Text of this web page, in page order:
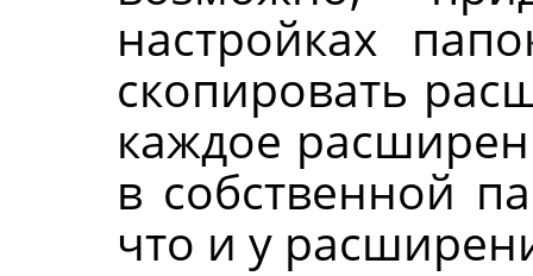
настройках
скопировать
каждое
в собственной
что и у